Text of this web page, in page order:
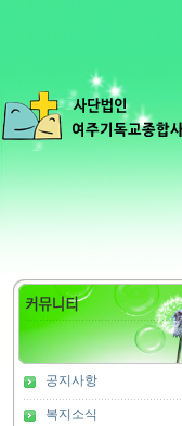
공지사항
복지소식